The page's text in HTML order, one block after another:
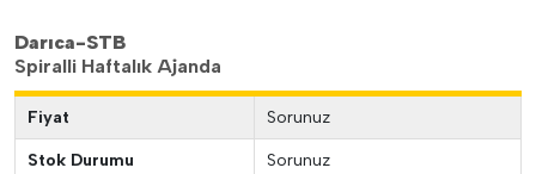
Darıca-STB
Spiralli Haftalık Ajanda
Fiyat Sorunuz
Stok Durumu Sorunuz